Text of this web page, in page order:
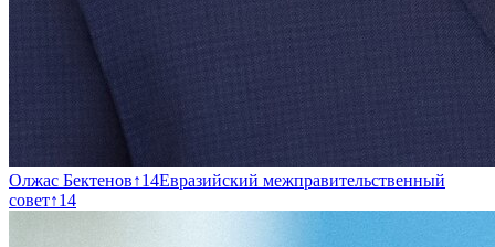
Олжас Бектенов↑14Евразийский межправительственный
совет↑14